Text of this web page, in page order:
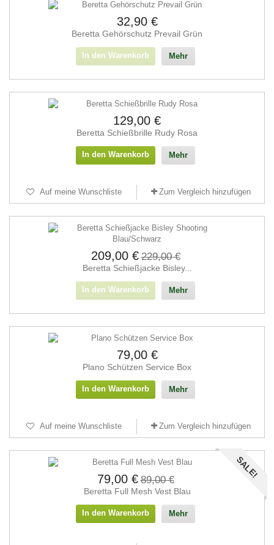
32,90 €
Beretta Gehörschutz Prevail Grün
In den Warenkorb Mehr
129,00 €
Beretta Schießbrille Rudy Rosa
In den Warenkorb Mehr
Auf meine Wunschliste Zum Vergleich hinzufügen
209,00 € 229,00 €
Beretta Schießjacke Bisley...
In den Warenkorb Mehr
79,00 €
Plano Schützen Service Box
In den Warenkorb Mehr
Auf meine Wunschliste Zum Vergleich hinzufügen
SALE!
79,00 € 89,00 €
Beretta Full Mesh Vest Blau
In den Warenkorb Mehr